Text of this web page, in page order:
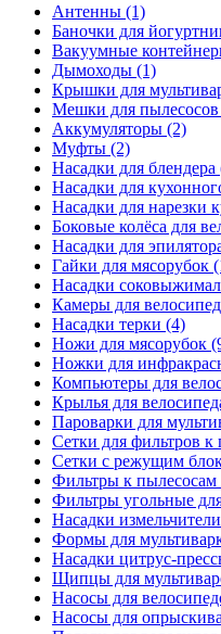
Антенны (1)
Баночки для
Вакуумные
Дымоходы (1)
Крышки для
Мешки для
Аккумуляторы (2)
Муфты (2)
Насадки для блендера
Насадки для
Насадки для нарезки
Боковые колёса для
Насадки для
Гайки для мясорубок
Насадки
Камеры для
Насадки терки (4)
Ножи для мясорубок
Ножки для
Компьютеры для
Крылья для
Пароварки для
Сетки для фильтров к
Сетки с режущим
Фильтры к пылесосам
Фильтры угольные
Насадки
Формы для
Насадки цитрус-
Щипцы для
Насосы для
Насосы для